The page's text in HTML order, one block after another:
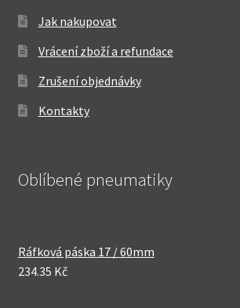
Jak nakupovat
Vrácení zboží a refundace
Zrušení objednávky
Kontakty
Oblíbené pneumatiky
Ráfková páska 17 / 60mm
234.35 Kč